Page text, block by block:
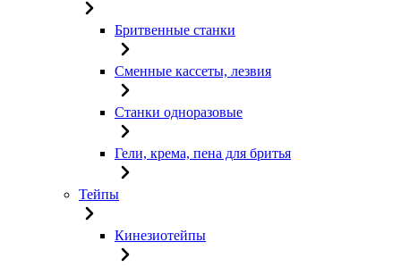
Бритвенные станки
Сменные кассеты, лезвия
Станки одноразовые
Гели, крема, пена для бритья
Тейпы
Кинезиотейпы